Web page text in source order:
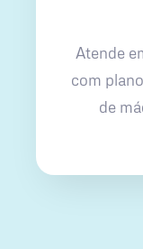
Atende
com
de